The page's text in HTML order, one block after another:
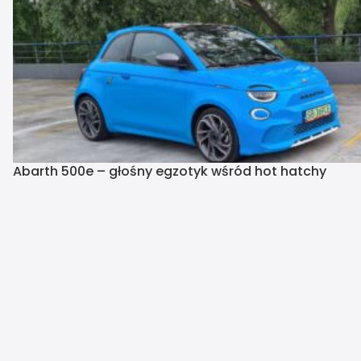
Abarth 500e – głośny egzotyk wśród hot hatchy